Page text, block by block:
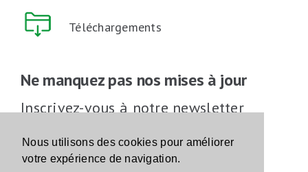
Nous utilisons des cookies pour améliorer
votre expérience de navigation.
Téléchargements
Ne manquez pas nos mises à jour
Inscrivez-vous à notre newsletter
Inscrivez-vous